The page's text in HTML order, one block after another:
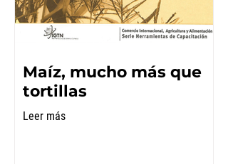
Maíz, mucho más que
tortillas
Leer más